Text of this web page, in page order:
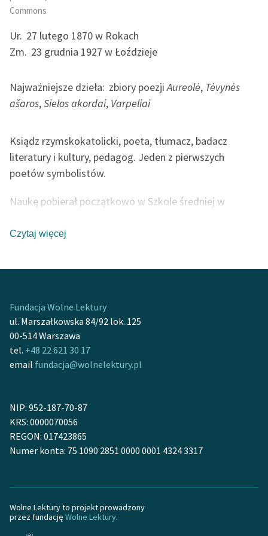
Zespół
Zasady wykorzystania
Logotypy
Polityka prywatności
Regulamin biblioteki
sprawozdania finansowe
Commons
Ur. 27 lutego 1870 w Rokach
Zm. 23 grudnia 1927 w Łoździeje
Najważniejsze dzieła: zbiory poezjiAureolė, Tėvynės
ašaros,Sielos akordai, Varpeliai
Ksiądz rzymskokatolicki, poeta, tłumacz, badacz
literatury i kultury, pedagog. Jeden z pierwszych
poetów symbolistów.
Naukę pobierał początkowo w Szkole średniej w
mariampolskim. W 1893 r. ukończył Sejneńskie
religii w chłopięcym gimnazjum w Mariampolu. Jeden z
założycieli stowarzyszenia „Žiburys” („Promień”), a od
1907 r. dyrektor dziewczęcego progimnazjum,
należącego do tegoż stowarzyszenia. Od 1918 r.
zakazu druku, bez obaw należały do literatury
podziemnej. Później współpracował z wieloma
gazetami i dziennikami litewskimi.
Stilistika(1923 r.).
Czytaj więcej
Fundacja Wolne Lektury
ul. Marszałkowska 84/92 lok. 125
00-514 Warszawa
tel. +48 22 621 30 17
email fundacja@wolnelektury.pl
NIP: 952-187-70-87
KRS: 0000070056
REGON: 017423865
Numer konta: 75 1090 2851 0000 0001 4324 3317
Wolne Lektury to projekt prowadzony
przez fundację Wolne Lektury.